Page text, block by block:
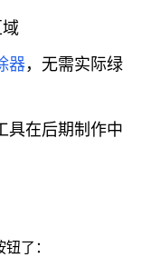
域
器，无需实际绿
具在后期制作中
了：